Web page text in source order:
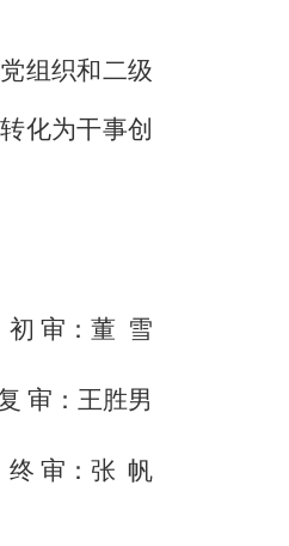
组织和二级
化为干事创
初 审：董 雪
审： 王胜男
终 审：张 帆